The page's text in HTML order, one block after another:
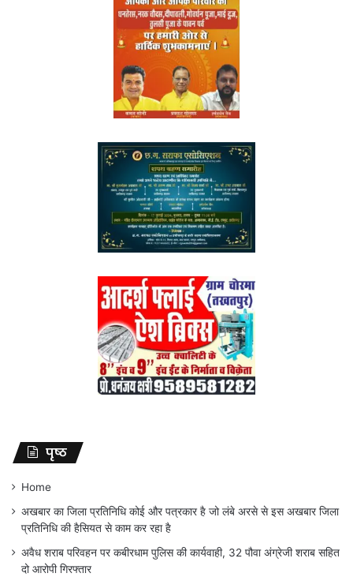
पृष्ठ
Home
अखबार का जिला प्रतिनिधि कोई और पत्रकार है जो लंबे अरसे से इस अखबार जिला
प्रतिनिधि की हैसियत से काम कर रहा है
अवैध शराब परिवहन पर कबीरधाम पुलिस की कार्यवाही, 32 पौवा अंग्रेजी शराब सहित
दो आरोपी गिरफ्तार